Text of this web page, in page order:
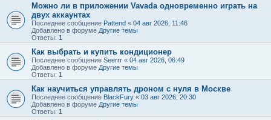
Можно ли в приложении Vavada одновременно играть на
двух аккаунтах
Последнее сообщение Pattend « 04 авг 2026, 11:46
Добавлено в форуме Другие темы
Ответы: 1
Как выбрать и купить кондиционер
Последнее сообщение Seerrr « 04 авг 2026, 06:49
Добавлено в форуме Другие темы
Ответы: 1
Как научиться управлять дроном с нуля в Москве
Последнее сообщение BlackFury « 03 авг 2026, 20:30
Добавлено в форуме Другие темы
Ответы: 1